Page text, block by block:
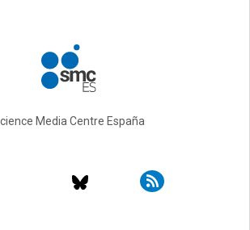
Media Centre España